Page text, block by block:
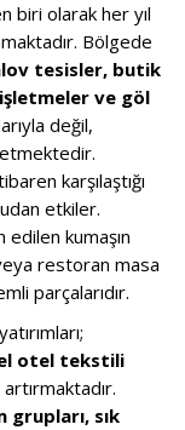
biri olarak her yıl
Bölgede
tesisler, butik
ve göl
değil,
karşılaştığı
etkiler.
kumaşın
restoran masa
parçalarıdır.
otel tekstili
grupları, sık